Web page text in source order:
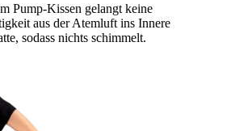
Pump-Kissen gelangt keine
aus der Atemluft ins Innere
sodass nichts schimmelt.